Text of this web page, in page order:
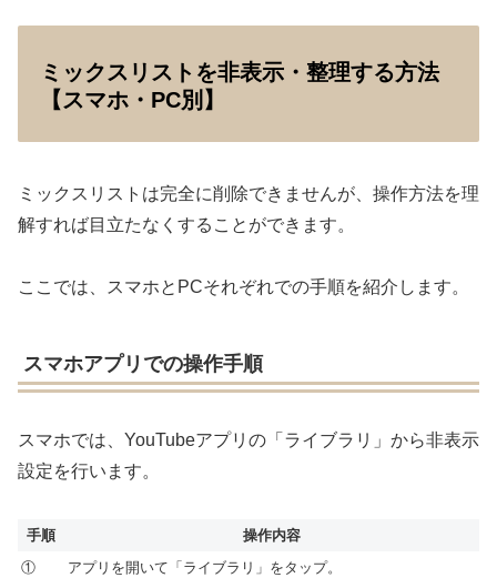
ミックスリストを非表示・整理する方法
【スマホ・PC別】
ミックスリストは完全に削除できませんが、操作方法を理
解すれば目立たなくすることができます。
ここでは、スマホとPCそれぞれでの手順を紹介します。
スマホアプリでの操作手順
スマホでは、YouTubeアプリの「ライブラリ」から非表示
設定を行います。
手順
操作内容
①
アプリを開いて「ライブラリ」をタップ。